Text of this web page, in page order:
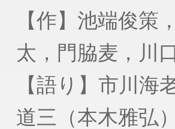
【作】池端俊策
太，門脇麦，川
【語り】市川
道三（本木雅弘